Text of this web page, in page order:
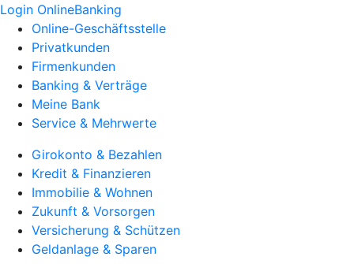
Login OnlineBanking
Online-Geschäftsstelle
Privatkunden
Firmenkunden
Banking & Verträge
Meine Bank
Service & Mehrwerte
Girokonto & Bezahlen
Kredit & Finanzieren
Immobilie & Wohnen
Zukunft & Vorsorgen
Versicherung & Schützen
Geldanlage & Sparen